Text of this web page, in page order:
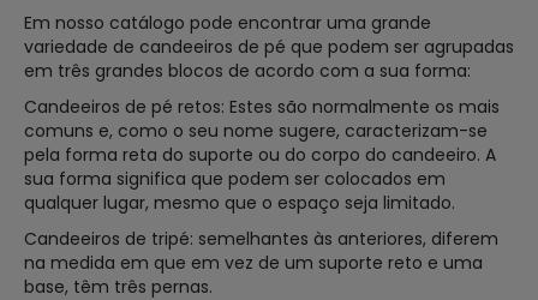
Em nosso catálogo pode encontrar uma grande
variedade de candeeiros de pé que podem ser agrupadas
em três grandes blocos de acordo com a sua forma:
Candeeiros de pé retos: Estes são normalmente os mais
comuns e, como o seu nome sugere, caracterizam-se
pela forma reta do suporte ou do corpo do candeeiro. A
sua forma significa que podem ser colocados em
qualquer lugar, mesmo que o espaço seja limitado.
Candeeiros de tripé: semelhantes às anteriores, diferem
na medida em que em vez de um suporte reto e uma
base, têm três pernas.